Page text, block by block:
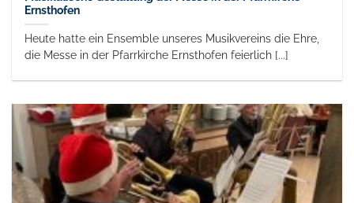
Ernsthofen
Heute hatte ein Ensemble unseres Musikvereins die Ehre,
die Messe in der Pfarrkirche Ernsthofen feierlich [...]